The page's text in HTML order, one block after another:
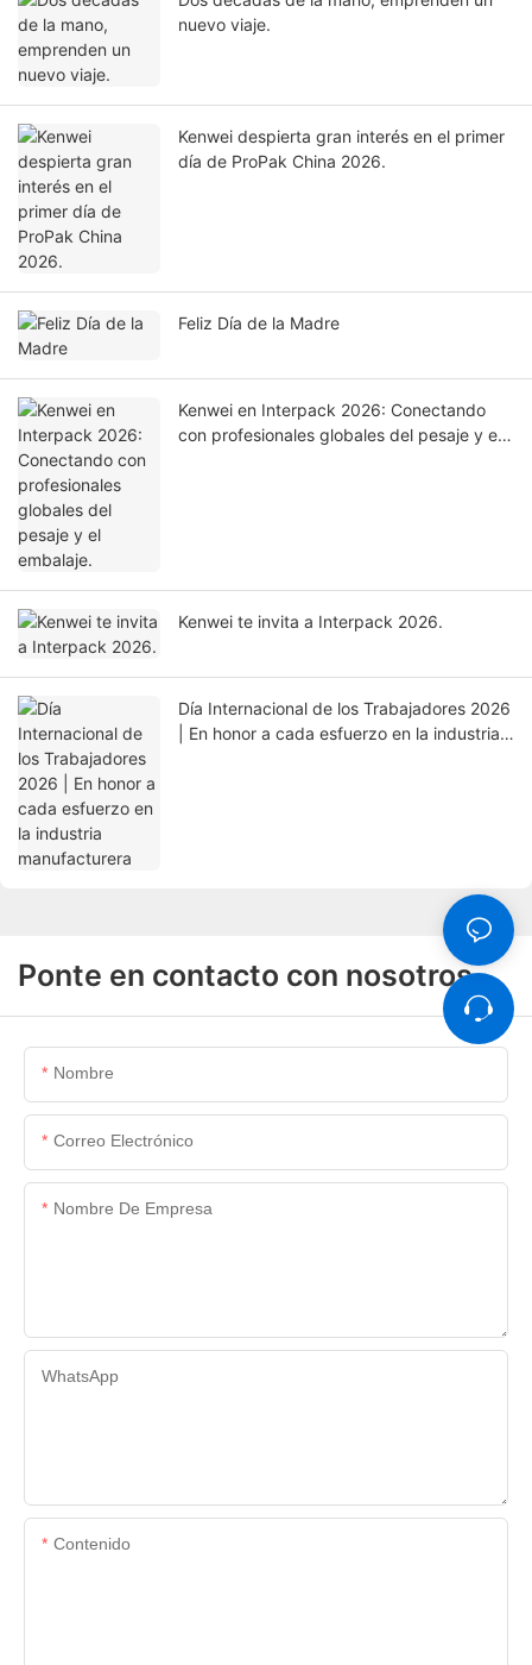
nuevo viaje.
Kenwei despierta gran interés en el primer
día de ProPak China 2026.
Feliz Día de la Madre
Kenwei en Interpack 2026: Conectando
con profesionales globales del pesaje y el
Kenwei te invita a Interpack 2026.
Día Internacional de los Trabajadores 2026
| En honor a cada esfuerzo en la industria
Ponte en contacto con nosotros
Nombre
Correo Electrónico
Nombre De Empresa
WhatsApp
Contenido